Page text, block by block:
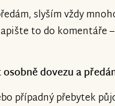
slyším vždy
to do komentáře
dovezu a
případný přebytek